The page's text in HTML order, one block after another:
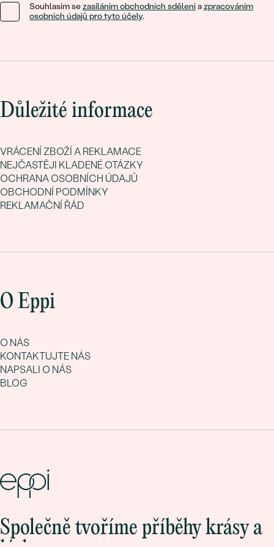
Souhlasím sezasíláním obchodních sděleníazpracováním
osobních údajů pro tyto účely.
Důležité informace
VRÁCENÍ ZBOŽÍ A REKLAMACE
NEJČASTĚJI KLADENÉ OTÁZKY
OCHRANA OSOBNÍCH ÚDAJŮ
OBCHODNÍ PODMÍNKY
REKLAMAČNÍ ŘÁD
O Eppi
O NÁS
KONTAKTUJTE NÁS
NAPSALI O NÁS
BLOG
Společně tvoříme příběhy krásy a